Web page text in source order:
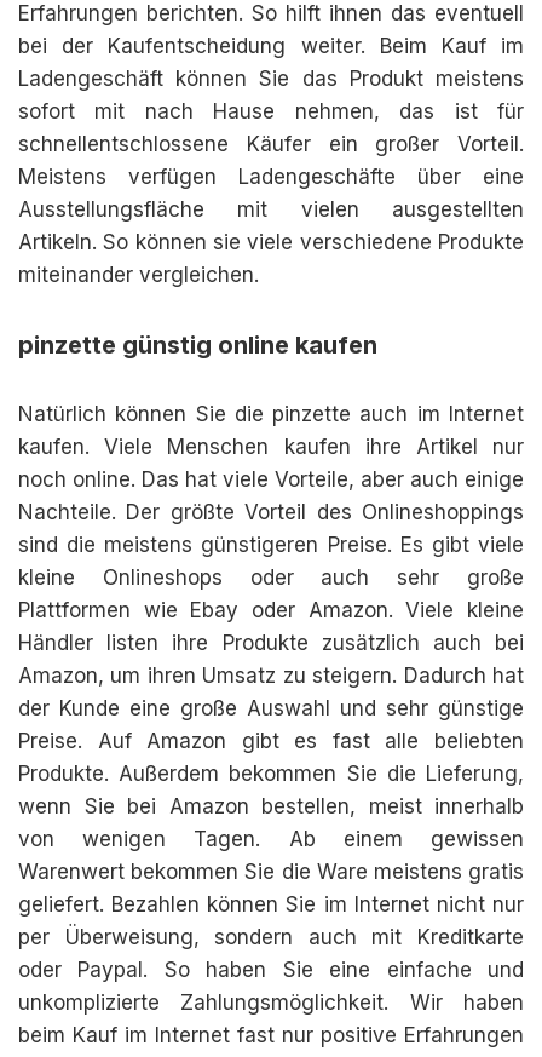
Erfahrungen berichten. So hilft ihnen das eventuell
bei der Kaufentscheidung weiter. Beim Kauf im
Ladengeschäft können Sie das Produkt meistens
sofort mit nach Hause nehmen, das ist für
schnellentschlossene Käufer ein großer Vorteil.
Meistens verfügen Ladengeschäfte über eine
Ausstellungsfläche mit vielen ausgestellten
Artikeln. So können sie viele verschiedene Produkte
miteinander vergleichen.
pinzette günstig online kaufen
Natürlich können Sie die pinzette auch im Internet
kaufen. Viele Menschen kaufen ihre Artikel nur
noch online. Das hat viele Vorteile, aber auch einige
Nachteile. Der größte Vorteil des Onlineshoppings
sind die meistens günstigeren Preise. Es gibt viele
kleine Onlineshops oder auch sehr große
Plattformen wie Ebay oder Amazon. Viele kleine
Händler listen ihre Produkte zusätzlich auch bei
Amazon, um ihren Umsatz zu steigern. Dadurch hat
der Kunde eine große Auswahl und sehr günstige
Preise. Auf Amazon gibt es fast alle beliebten
Produkte. Außerdem bekommen Sie die Lieferung,
wenn Sie bei Amazon bestellen, meist innerhalb
von wenigen Tagen. Ab einem gewissen
Warenwert bekommen Sie die Ware meistens gratis
geliefert. Bezahlen können Sie im Internet nicht nur
per Überweisung, sondern auch mit Kreditkarte
oder Paypal. So haben Sie eine einfache und
unkomplizierte Zahlungsmöglichkeit. Wir haben
beim Kauf im Internet fast nur positive Erfahrungen